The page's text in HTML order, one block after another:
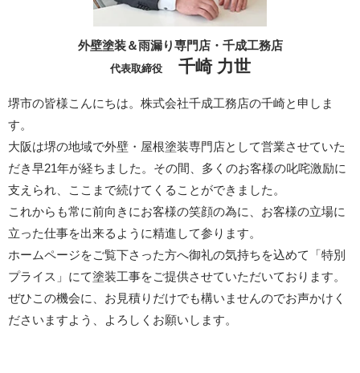
外壁塗装＆雨漏り専門店・千成工務店
代表取締役 千崎 力世
堺市の皆様こんにちは。株式会社千成工務店の千崎と申しま
す。
大阪は堺の地域で外壁・屋根塗装専門店として営業させていた
だき早21年が経ちました。その間、多くのお客様の叱咤激励に
支えられ、ここまで続けてくることができました。
これからも常に前向きにお客様の笑顔の為に、お客様の立場に
立った仕事を出来るように精進して参ります。
ホームページをご覧下さった方へ御礼の気持ちを込めて「特別
プライス」にて塗装工事をご提供させていただいております。
ぜひこの機会に、お見積りだけでも構いませんのでお声かけく
ださいますよう、よろしくお願いします。